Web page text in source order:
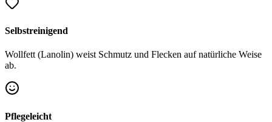
Selbstreinigend
Wollfett (Lanolin) weist Schmutz und Flecken auf natürliche Weise
ab.
Pflegeleicht